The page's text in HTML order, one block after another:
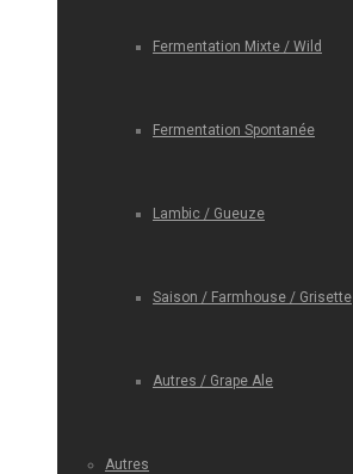
Fermentation Mixte / Wild
Fermentation Spontanée
Lambic / Gueuze
Saison / Farmhouse / Grisette
Autres / Grape Ale
Autres